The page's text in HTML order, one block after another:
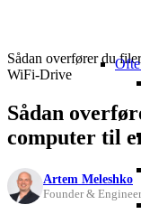
Sådan overfører du
WiFi-Drive
Sådan
computer til
Artem Meleshko
Founder &